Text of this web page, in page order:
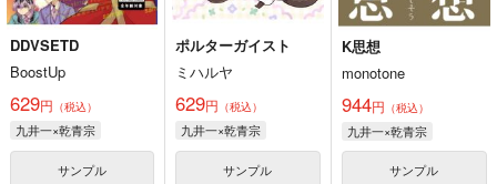
DDVSETD
BoostUp
629円 （税込）
九井一×乾青宗
サンプル
ポルターガイスト
ミハルヤ
629円 （税込）
九井一×乾青宗
サンプル
K思想
monotone
944円 （税込）
九井一×乾青宗
サンプル